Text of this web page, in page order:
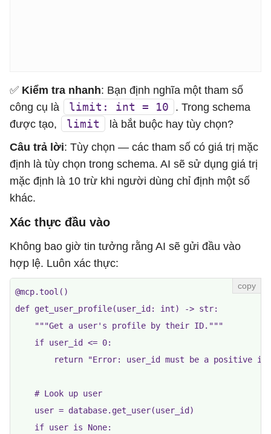
✅ Kiểm tra nhanh: Bạn định nghĩa một tham số
công cụ là
limit: int = 10
. Trong schema
được tạo,
limit
là bắt buộc hay tùy chọn?
Câu trả lời: Tùy chọn — các tham số có giá trị mặc
định là tùy chọn trong schema. AI sẽ sử dụng giá trị
mặc định là 10 trừ khi người dùng chỉ định một số
khác.
Xác thực đầu vào
Không bao giờ tin tưởng rằng AI sẽ gửi đầu vào
hợp lệ. Luôn xác thực:
@mcp.tool()
def get_user_profile(user_id: int) -> str:
    """Get a user's profile by their ID."""
    if user_id <= 0:
return "Error: user_id must be a positive
    # Look up user
    user = database.get_user(user_id)
    if user is None: